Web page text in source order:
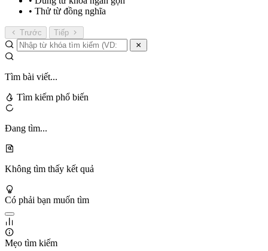
• Thử từ đồng nghĩa
Trước Tiếp
Tìm bài viết...
Tìm kiếm phổ biến
Đang tìm...
Không tìm thấy kết quả
Có phải bạn muốn tìm
Mẹo tìm kiếm